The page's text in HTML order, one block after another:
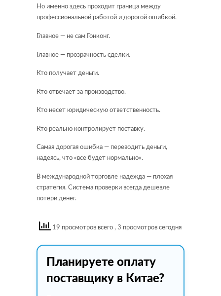
Но именно здесь проходит граница между
профессиональной работой и дорогой ошибкой.
Главное — не сам Гонконг.
Главное — прозрачность сделки.
Кто получает деньги.
Кто отвечает за производство.
Кто несет юридическую ответственность.
Кто реально контролирует поставку.
Самая дорогая ошибка — переводить деньги,
надеясь, что «все будет нормально».
В международной торговле надежда — плохая
стратегия. Система проверки всегда дешевле
потери денег.
19 просмотров всего , 3 просмотров сегодня
Планируете оплату
поставщику в Китае?